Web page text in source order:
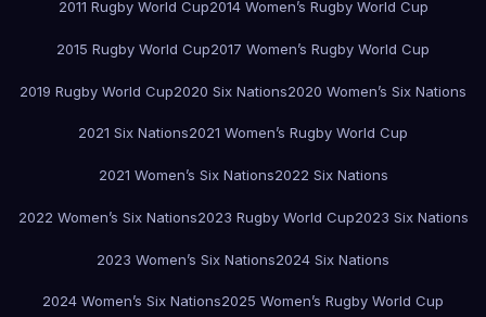
2011 Rugby World Cup2014 Women’s Rugby World Cup
2015 Rugby World Cup2017 Women’s Rugby World Cup
2019 Rugby World Cup2020 Six Nations2020 Women’s Six Nations
2021 Six Nations2021 Women’s Rugby World Cup
2021 Women’s Six Nations2022 Six Nations
2022 Women’s Six Nations2023 Rugby World Cup2023 Six Nations
2023 Women’s Six Nations2024 Six Nations
2024 Women’s Six Nations2025 Women’s Rugby World Cup